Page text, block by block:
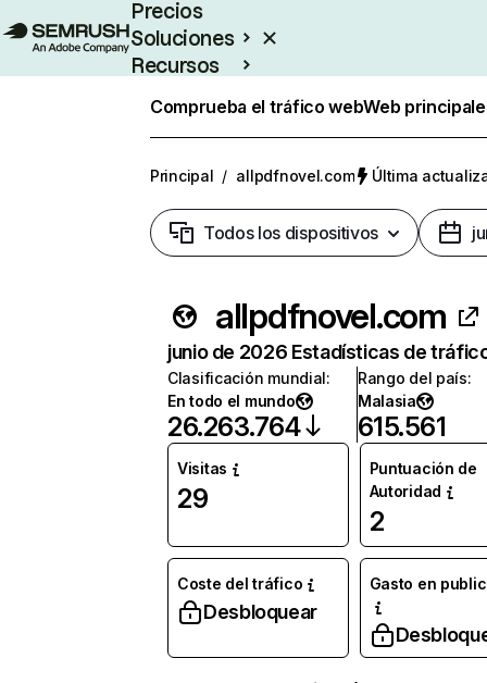
Precios
Soluciones
Recursos
Comprueba el tráfico webWeb
Principal / allpdfnovel.com Última
Todos los dispositivos
allpdfnovel.com
junio de 2026 Estadísticas de
Clasificación mundial:
En todo el mundo
26.263.764
Rango del país:
Malasia
615.561
Visitas
29
Puntuación de
Autoridad
2
Coste del tráfico
Desbloquear
Gasto en